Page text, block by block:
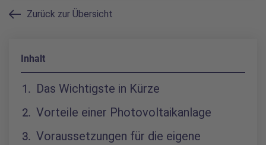
Zurück zur Übersicht
Inhalt
Inhaltsverzeichnis
Das Wichtigste in Kürze
Vorteile einer Photovoltaikanlage
Voraussetzungen für die eigene